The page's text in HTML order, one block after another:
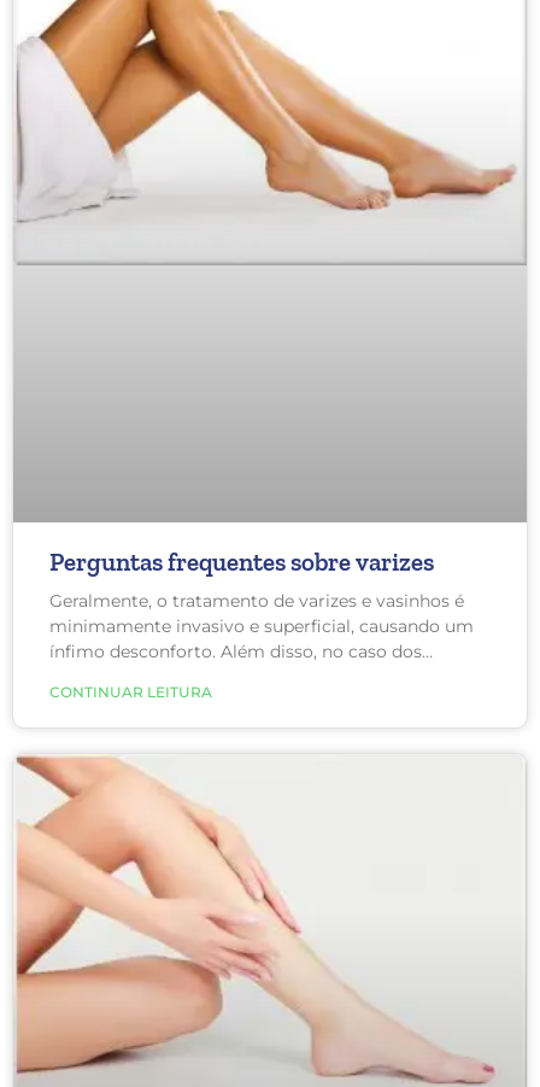
Perguntas frequentes sobre varizes
Geralmente, o tratamento de varizes e vasinhos é
minimamente invasivo e superficial, causando um
ínfimo desconforto. Além disso, no caso dos
CONTINUAR LEITURA